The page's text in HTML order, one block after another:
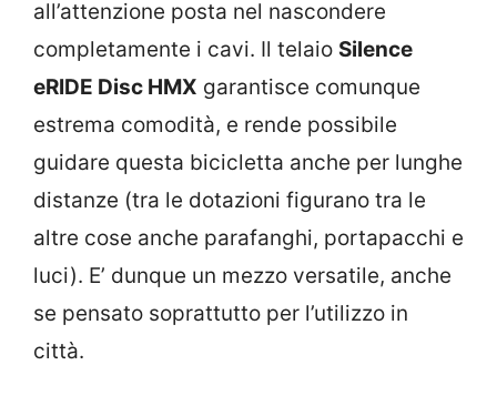
all’attenzione posta nel nascondere
completamente i cavi. Il telaio Silence
eRIDE Disc HMX garantisce comunque
estrema comodità, e rende possibile
guidare questa bicicletta anche per lunghe
distanze (tra le dotazioni figurano tra le
altre cose anche parafanghi, portapacchi e
luci). E’ dunque un mezzo versatile, anche
se pensato soprattutto per l’utilizzo in
città.